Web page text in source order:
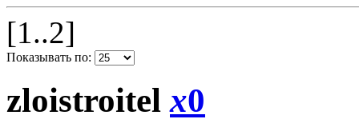
[1..2]
Показывать по:
zloistroitelx0